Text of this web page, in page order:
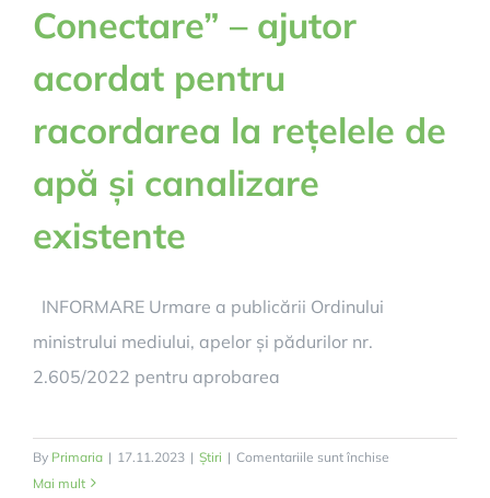
Conectare” – ajutor
acordat pentru
racordarea la rețelele de
apă și canalizare
existente
INFORMARE Urmare a publicării Ordinului
ministrului mediului, apelor și pădurilor nr.
2.605/2022 pentru aprobarea
By Primaria | 17.11.2023 | Știri | Comentariile sunt închise
Mai mult